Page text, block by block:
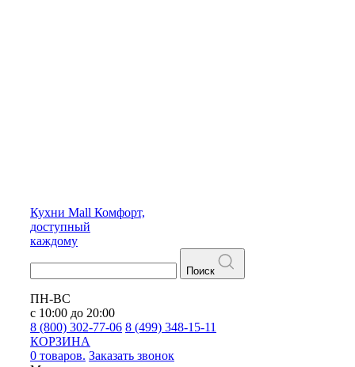
Кухни Mall Комфорт,
доступный
каждому
Поиск
ПН-ВС
с 10:00 до 20:00
8 (800) 302-77-06 8 (499) 348-15-11
КОРЗИНА
0 товаров. Заказать звонок